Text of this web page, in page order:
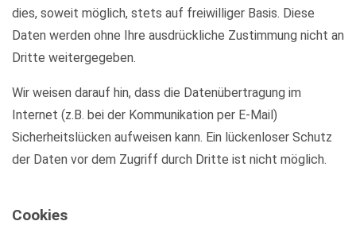
dies, soweit möglich, stets auf freiwilliger Basis. Diese
Daten werden ohne Ihre ausdrückliche Zustimmung nicht an
Dritte weitergegeben.
Wir weisen darauf hin, dass die Datenübertragung im
Internet (z.B. bei der Kommunikation per E-Mail)
Sicherheitslücken aufweisen kann. Ein lückenloser Schutz
der Daten vor dem Zugriff durch Dritte ist nicht möglich.
Cookies